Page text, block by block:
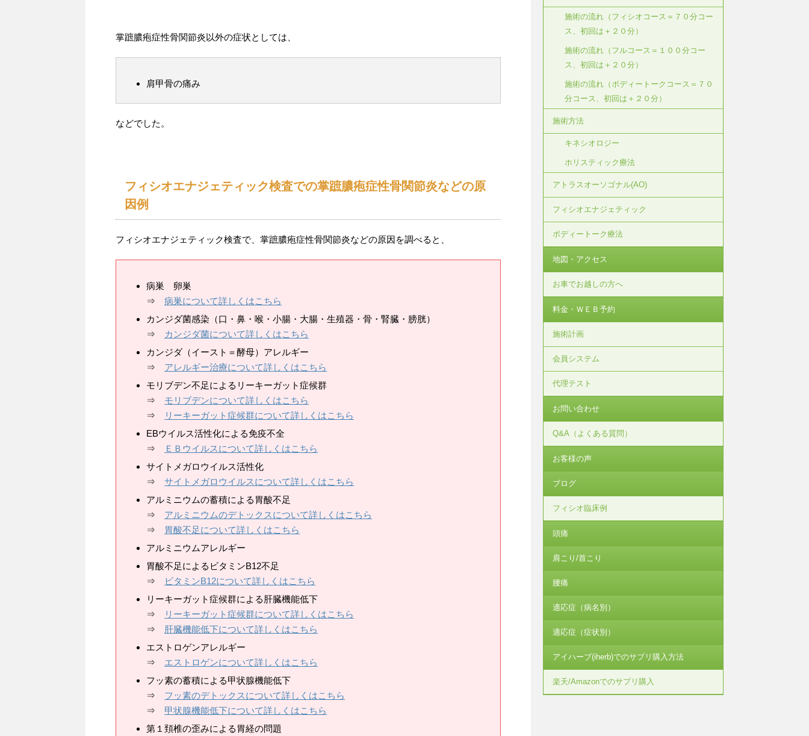
掌蹠膿疱症性骨関節炎以外の症状としては、
肩甲骨の痛み
などでした。
フィシオエナジェティック検査での掌蹠膿疱症性骨関節炎などの原
因例
フィシオエナジェティック検査で、掌蹠膿疱症性骨関節炎などの原因を調べると、
病巣 卵巣
⇒ 病巣について詳しくはこちら
カンジダ菌感染（口・鼻・喉・小腸・大腸・生殖器・骨・腎臓・膀胱）
⇒
カンジダ菌について詳しくはこちら
カンジダ（イースト＝酵母）アレルギー
⇒ アレルギー治療について詳しくはこちら
モリブデン不足によるリーキーガット症候群
⇒ モリブデンについて詳しくはこちら
⇒
リーキーガット症候群について詳しくはこちら
EBウイルス活性化による免疫不全
⇒
ＥＢウイルスについて詳しくはこちら
サイトメガロウイルス活性化
⇒ サイトメガロウイルスについて詳しくはこちら
アルミニウムの蓄積による胃酸不足
⇒ アルミニウムのデトックスについて詳しくはこちら
⇒
胃酸不足について詳しくはこちら
アルミニウムアレルギー
胃酸不足によるビタミンB12不足
⇒
ビタミンB12について詳しくはこちら
リーキーガット症候群による肝臓機能低下
⇒
リーキーガット症候群について詳しくはこちら
⇒
肝臓機能低下について詳しくはこちら
エストロゲンアレルギー
⇒ エストロゲンについて詳しくはこちら
フッ素の蓄積による甲状腺機能低下
⇒ フッ素のデトックスについて詳しくはこちら
⇒ 甲状腺機能低下について詳しくはこちら
第１頚椎の歪みによる胃経の問題
施術の流れ（フィシオコース＝７０分コー
ス、初回は＋２０分）
施術の流れ（フルコース＝１００分コー
ス、初回は＋２０分）
施術の流れ（ボディートークコース＝７０
分コース、初回は＋２０分）
施術方法
キネシオロジー
ホリスティック療法
アトラスオーソゴナル(AO)
フィシオエナジェティック
ボディートーク療法
地図・アクセス
お車でお越しの方へ
料金・ＷＥＢ予約
施術計画
会員システム
代理テスト
お問い合わせ
Q&A（よくある質問）
お客様の声
ブログ
フィシオ臨床例
頭痛
肩こり/首こり
腰痛
適応症（病名別）
適応症（症状別）
アイハーブ(iherb)でのサプリ購入方法
楽天/Amazonでのサプリ購入